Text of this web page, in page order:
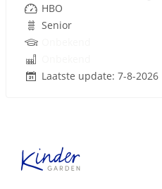
HBO
Senior
Laatste update: 7-8-2026